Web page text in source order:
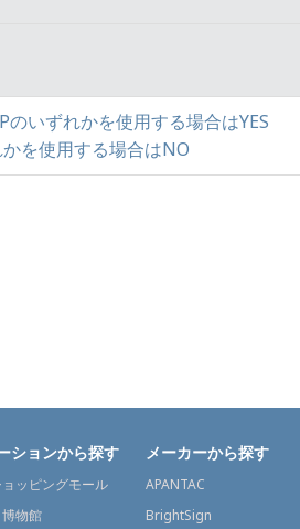
のいずれかを使用する場合はYES
を使用する場合はNO
ションから探す
ッピングモール
物館
メーカーから探す
APANTAC
BrightSign